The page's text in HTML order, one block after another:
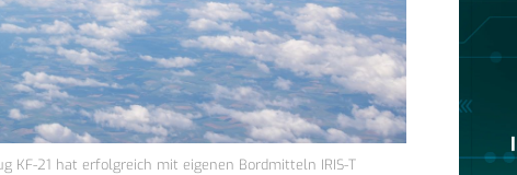
KF-21 hat erfolgreich mit eigenen Bordmitteln IRIS-T